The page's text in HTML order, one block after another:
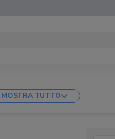
MOSTRA TUTTO